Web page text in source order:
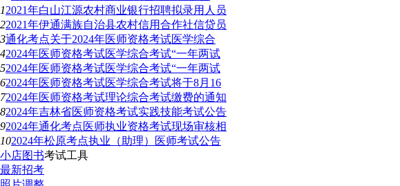
12021年白山江源农村商业银行招聘拟录用人员
22021年伊通满族自治县农村信用合作社信贷员
3通化考点关于2024年医师资格考试医学综合
42024年医师资格考试医学综合考试“一年两试
52024年医师资格考试医学综合考试“一年两试
62024年医师资格考试医学综合考试将于8月16
72024年医师资格考试理论综合考试缴费的通知
82024年吉林省医师资格考试实践技能考试公告
92024年通化考点医师执业资格考试现场审核相
102024年松原考点执业（助理）医师考试公告
小店图书考试工具
最新招考